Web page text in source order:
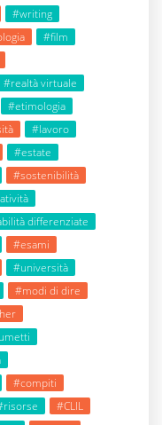
#writing
#film
#realtà virtuale
#etimologia
#lavoro
#estate
#sostenibilità
differenziate
#esami
#università
#modi di dire
#compiti
#CLIL